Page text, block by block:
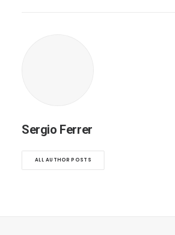
Sergio Ferrer
ALL AUTHOR POSTS